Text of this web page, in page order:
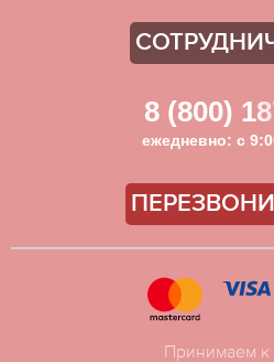
8 (800)
ежедневно: с
Принимаем к